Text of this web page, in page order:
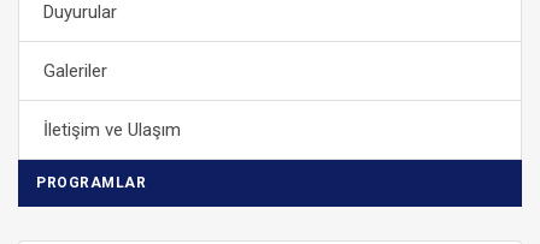
Duyurular
Galeriler
İletişim ve Ulaşım
PROGRAMLAR